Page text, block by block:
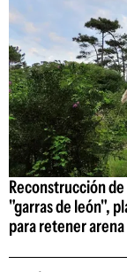
Reconstrucción
"garras de león",
para retener arena